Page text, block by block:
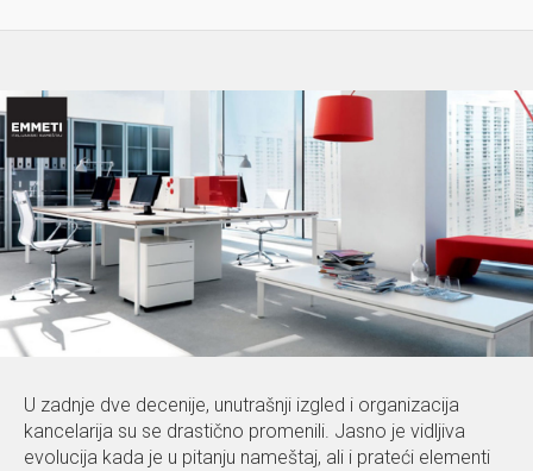
U zadnje dve decenije, unutrašnji izgled i organizacija
kancelarija su se drastično promenili. Jasno je vidljiva
evolucija kada je u pitanju nameštaj, ali i prateći elementi